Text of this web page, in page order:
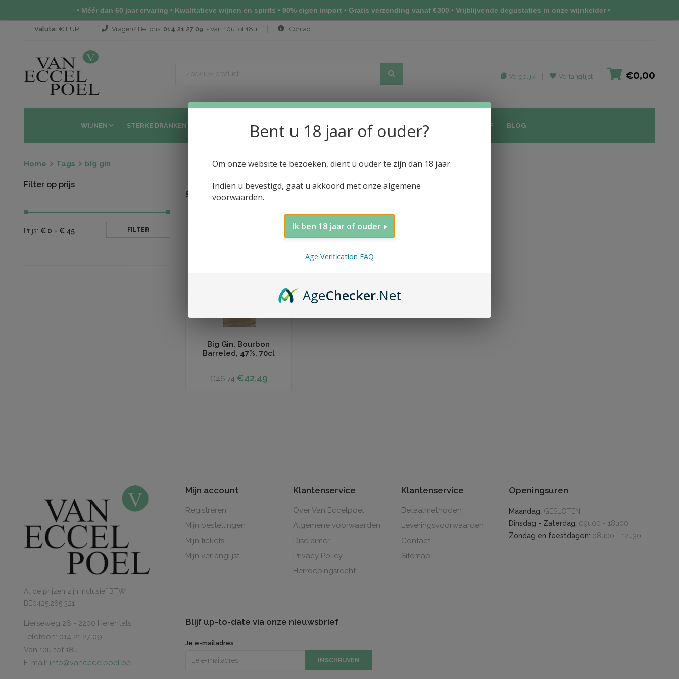
Valuta: € EUR Vragen? Bel ons! 014 21 27 09 - Van 10u tot 18u Contact
Vergelijk Verlanglijst €0,00
WIJNEN STERKE DRANKEN SAKÉ (NIHONSHU) ALCOHOLVRIJE DRANKEN PRIJSLIJST WIJN NIEUWSBRIEF BLOG
Home Tags big gin
Sorteren op
PROMOTIE
Big Gin, Bourbon
Barreled, 47%, 70cl
€46,74 €42,49
Filter op prijs
Prijs: € 0 - € 45 FILTER
Al de prijzen zijn inclusief BTW.
BE0425.265.321
Mijn account
Registreren
Mijn bestellingen
Mijn tickets
Mijn verlanglijst
Klantenservice
Over Van Eccelpoel
Algemene voorwaarden
Disclaimer
Privacy Policy
Herroepingsrecht
Klantenservice
Betaalmethoden
Leveringsvoorwaarden
Contact
Sitemap
Openingsuren
Maandag: GESLOTEN
Dinsdag - Zaterdag: 09u00 - 18u00
Zondag en feestdagen: 08u00 - 12u30
Lierseweg 26 - 2200 Herentals
Telefoon: 014 21 27 09
Van 10u tot 18u
E-mail: info@vaneccelpoel.be
Blijf up-to-date via onze nieuwsbrief
Je e-mailadres
INSCHRIJVEN
• Méér dan 60 jaar ervaring • Kwalitatieve wijnen en spirits • 90% eigen import • Gratis verzending vanaf €300 • Vrijblijvende degustaties in onze wijnkelder •
Bent u 18 jaar of ouder?
Om onze website te bezoeken, dient u ouder te zijn dan 18 jaar.
Indien u bevestigd, gaat u akkoord met onze algemene
voorwaarden.
Ik ben 18 jaar of ouder
Age Verification FAQ
AgeChecker.Net